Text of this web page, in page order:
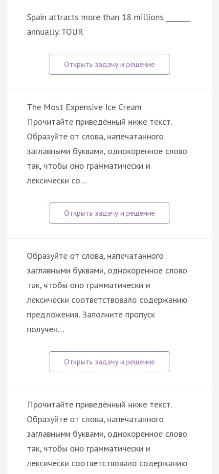
Spain attracts more than 18 millions _______
annually. TOUR
The Most Expensive Ice Cream
Прочитайте приведённый ниже текст.
Образуйте от слова, напечатанного
заглавными буквами, однокоренное слово
так, чтобы оно грамматически и
лексически со…
Образуйте от слова, напечатанного
заглавными буквами, однокоренное слово
так, чтобы оно грамматически и
лексически соответствовало содержанию
предложения. Заполните пропуск
получен…
Прочитайте приведённый ниже текст.
Образуйте от слова, напечатанного
заглавными буквами, однокоренное слово
так, чтобы оно грамматически и
лексически соответствовало содержанию